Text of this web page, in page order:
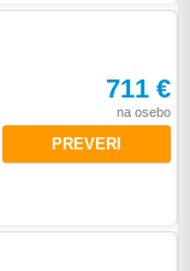
711 €
na osebo
PREVERI